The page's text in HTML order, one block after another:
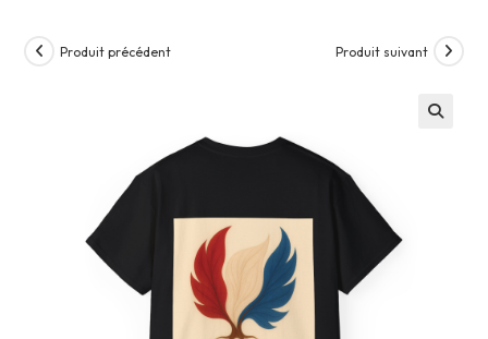
Produit précédent Produit suivant